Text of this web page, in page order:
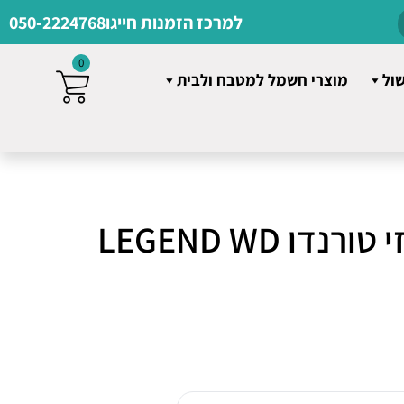
למרכז הזמנות חייגו050-2224768
מוצרי חשמל למטבח ולבית
מזגן מיני מרכזי טורנדו LEGEND WD
0